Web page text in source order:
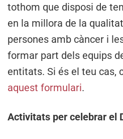
tothom que disposi de
en la millora de la
persones amb càncer i
formar part dels equips
entitats. Si és el teu cas,
aquest formulari.
Activitats per celebrar el